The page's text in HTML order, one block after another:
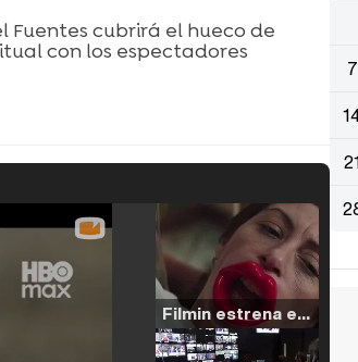
Fuentes cubrirá el hueco de
con los espectadores
Filmin estrena el tráiler de 'Millennial Mal', su nueva comedia universitaria de la mano de Lorena Iglesias
7